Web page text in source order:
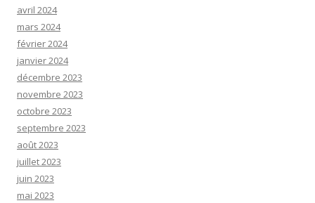
avril 2024
mars 2024
février 2024
janvier 2024
décembre 2023
novembre 2023
octobre 2023
septembre 2023
août 2023
juillet 2023
juin 2023
mai 2023